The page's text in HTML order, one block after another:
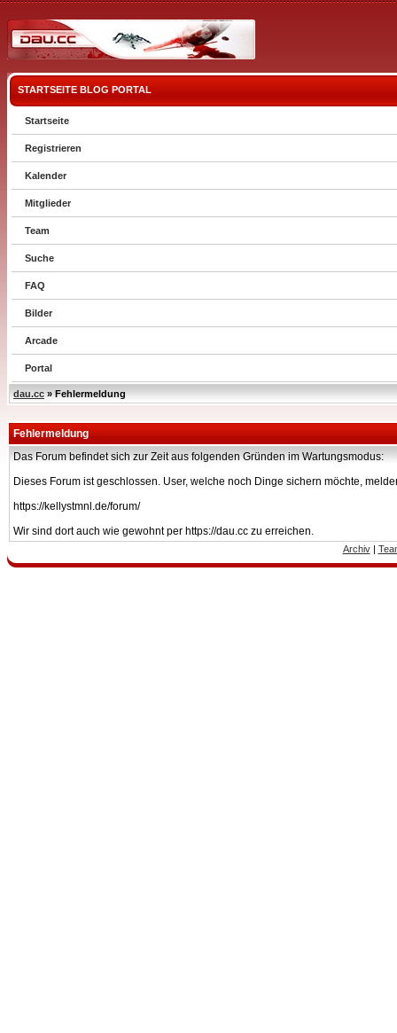
STARTSEITE BLOG PORTAL
Startseite
Registrieren
Kalender
Mitglieder
Team
Suche
FAQ
Bilder
Arcade
Portal
dau.cc » Fehlermeldung
Fehlermeldung
Das Forum befindet sich zur Zeit aus folgenden Gründen im Wartungsmodus:
Dieses Forum ist geschlossen. User, welche noch Dinge sichern möchte,
https://kellystmnl.de/forum/
Wir sind dort auch wie gewohnt per https://dau.cc zu erreichen.
Archiv|